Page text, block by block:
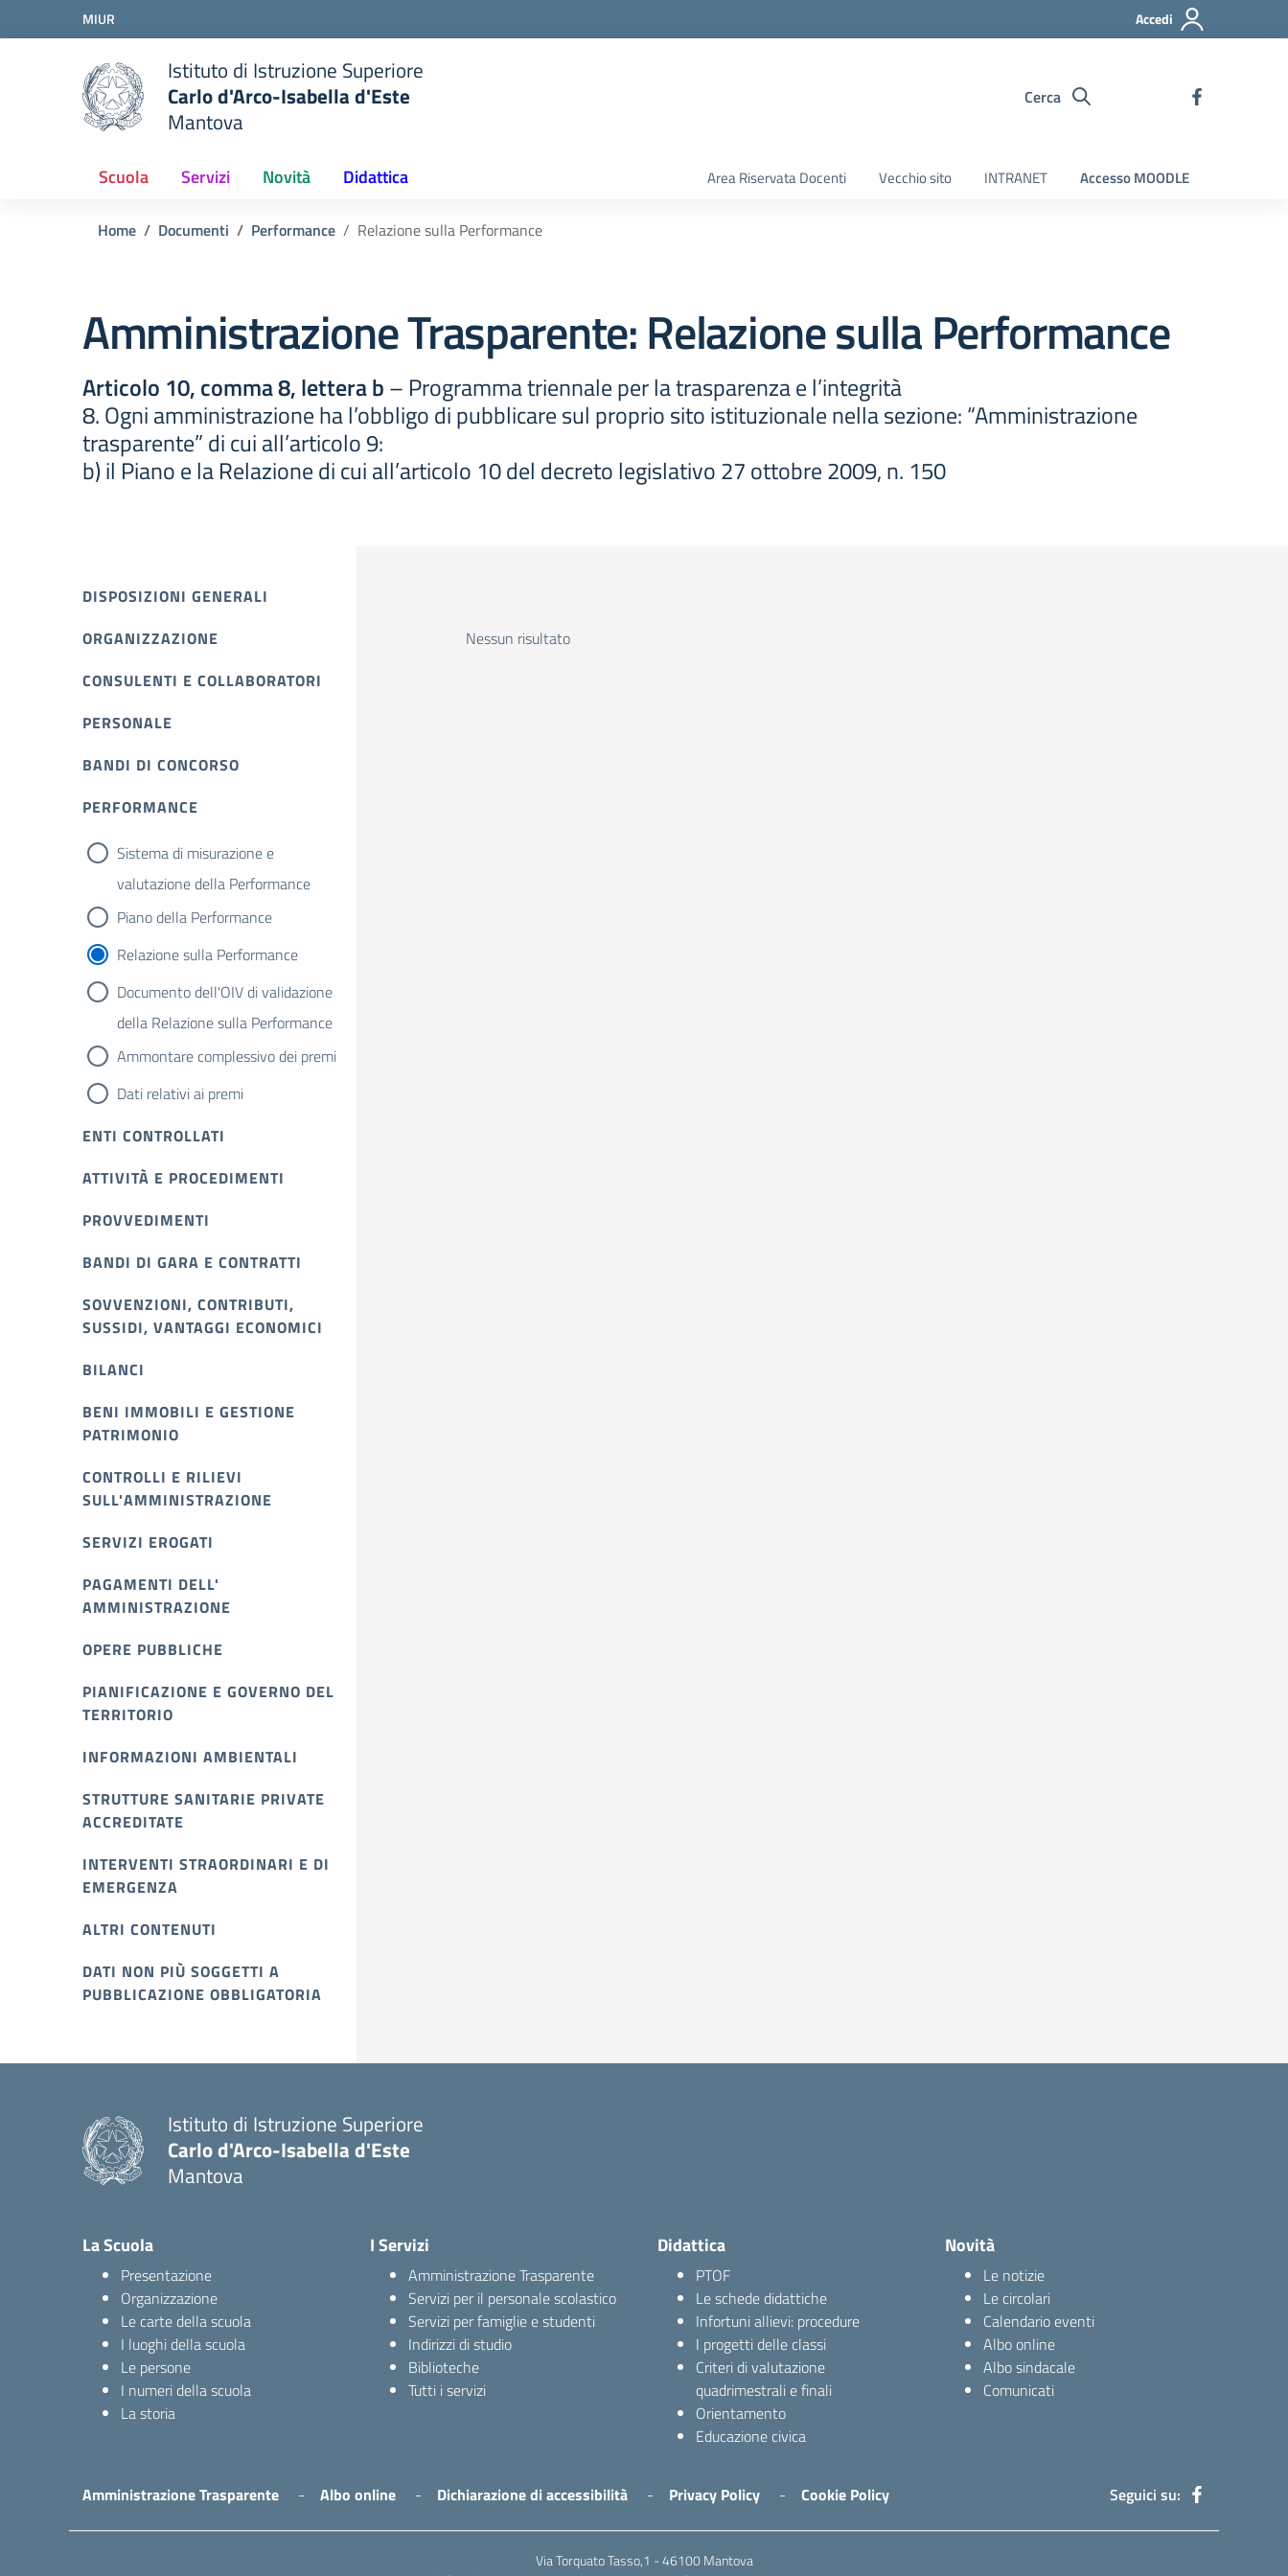
Vai ai contenuti
Vai al menu di navigazione
Vai al footer
MIUR Accedi
Istituto di Istruzione Superiore
Carlo d'Arco-Isabella d'Este
Mantova
Cerca
Area Riservata Docenti Vecchio sito INTRANET Accesso MOODLE
Scuola Servizi Novità Didattica
Home Documenti Performance Relazione sulla Performance
Amministrazione Trasparente:Relazione sulla Performance
Articolo 10, comma 8, lettera b– Programma triennale per la trasparenza e l’integrità
8. Ogni amministrazione ha l’obbligo di pubblicare sul proprio sito istituzionale nella sezione: “Amministrazione
trasparente” di cui all’articolo 9:
b) il Piano e la Relazione di cui all’articolo 10 del decreto legislativo 27 ottobre 2009, n. 150
DISPOSIZIONI GENERALI
ORGANIZZAZIONE
CONSULENTI E COLLABORATORI
PERSONALE
BANDI DI CONCORSO
PERFORMANCE
Sistema di misurazione e
valutazione della Performance
Piano della Performance
Relazione sulla Performance
Documento dell'OIV di validazione
della Relazione sulla Performance
Ammontare complessivo dei premi
Dati relativi ai premi
ENTI CONTROLLATI
ATTIVITÀ E PROCEDIMENTI
PROVVEDIMENTI
BANDI DI GARA E CONTRATTI
SOVVENZIONI, CONTRIBUTI,
SUSSIDI, VANTAGGI ECONOMICI
BILANCI
BENI IMMOBILI E GESTIONE
PATRIMONIO
CONTROLLI E RILIEVI
SULL'AMMINISTRAZIONE
SERVIZI EROGATI
PAGAMENTI DELL'
AMMINISTRAZIONE
OPERE PUBBLICHE
PIANIFICAZIONE E GOVERNO DEL
TERRITORIO
INFORMAZIONI AMBIENTALI
STRUTTURE SANITARIE PRIVATE
ACCREDITATE
INTERVENTI STRAORDINARI E DI
EMERGENZA
ALTRI CONTENUTI
DATI NON PIÙ SOGGETTI A
PUBBLICAZIONE OBBLIGATORIA
Nessun risultato
Istituto di Istruzione Superiore
Carlo d'Arco-Isabella d'Este
Mantova
La Scuola
Presentazione
Organizzazione
Le carte della scuola
I luoghi della scuola
Le persone
I numeri della scuola
La storia
I Servizi
Amministrazione Trasparente
Servizi per il personale scolastico
Servizi per famiglie e studenti
Indirizzi di studio
Biblioteche
Tutti i servizi
Didattica
PTOF
Le schede didattiche
Infortuni allievi: procedure
I progetti delle classi
Criteri di valutazione
quadrimestrali e finali
Orientamento
Educazione civica
Novità
Le notizie
Le circolari
Calendario eventi
Albo online
Albo sindacale
Comunicati
Amministrazione Trasparente Albo online Dichiarazione di accessibilità Privacy Policy Cookie Policy Seguici su:
Via Torquato Tasso,1 - 46100 Mantova